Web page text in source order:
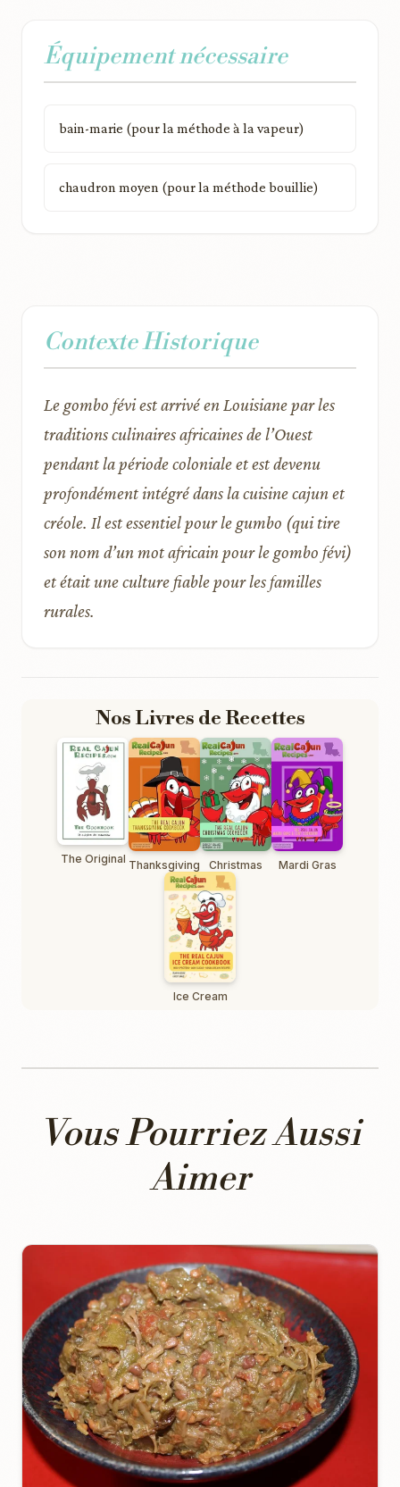
Équipement nécessaire
bain-marie (pour la méthode à la vapeur)
chaudron moyen (pour la méthode bouillie)
Contexte Historique
Le gombo févi est arrivé en Louisiane par les
traditions culinaires africaines de l’Ouest
pendant la période coloniale et est devenu
profondément intégré dans la cuisine cajun et
créole. Il est essentiel pour le gumbo (qui tire
son nom d’un mot africain pour le gombo févi)
et était une culture fiable pour les familles
rurales.
Nos Livres de Recettes
The Original Thanksgiving Christmas Mardi Gras
Ice Cream
Vous Pourriez Aussi
Aimer